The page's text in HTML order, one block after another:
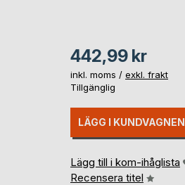
442,99 kr
inkl. moms / exkl. frakt
Tillgänglig
LÄGG I KUNDVAGNEN
Lägg till i kom-ihåglista
Recensera titel